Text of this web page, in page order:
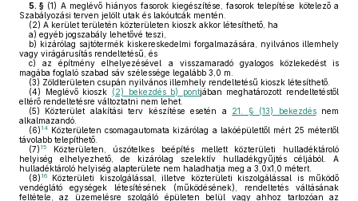
5. § (1) A meglévő hiányos fasorok kiegészítése, fasorok telepítése kötelező a
Szabályozási terven jelölt utak és lakóutcák mentén.
(2) A kerület területén közterületen kioszk akkor létesíthető, ha
a) egyéb jogszabály lehetővé teszi,
b) kizárólag sajtótermék kiskereskedelmi forgalmazására, nyilvános illemhely
vagy virágárusítás rendeltetésű, és
c) az építmény elhelyezésével a visszamaradó gyalogos közlekedést is
magába foglaló szabad sáv szélessége legalább 3,0 m.
(3) Zöldterületen csupán nyilvános illemhely rendeltetésű kioszk létesíthető.
(4) Meglévő kioszk (2) bekezdés b) pontjában meghatározott rendeltetéstől
eltérő rendeltetésre változtatni nem lehet.
(5) Közterület alakítási terv készítése esetén a 21. § (13) bekezdésnem
alkalmazandó.
(6) 14 Közterületen csomagautomata kizárólag a lakóépülettől mért 25 métertől
távolabb telepíthető.
(7) 15
Közterületen, úszótelkes beépítés mellett közterületi hulladéktároló
helyiség elhelyezhető, de kizárólag szelektív hulladékgyűjtés céljából. A
hulladéktároló helyiség alapterülete nem haladhatja meg a 3,0x1,0 métert.
(8) 16
Közterületi kiszolgálással, illetve közterületi kiszolgálással is működő
vendéglátó egységek létesítésének (működésének), rendeltetés váltásának
feltétele, az üzemelésre szolgáló épületen belül vagy ahhoz tartozóan az